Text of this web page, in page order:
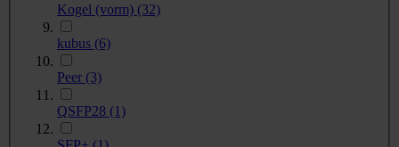
Kogel (vorm) (32)
kubus (6)
Peer (3)
QSFP28 (1)